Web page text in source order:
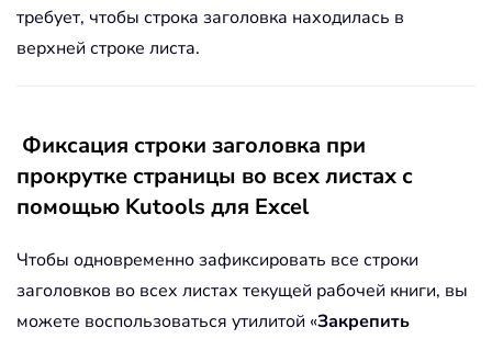
требует, чтобы строка заголовка находилась в
верхней строке листа.
Фиксация строки заголовка при
прокрутке страницы во всех листах с
помощью Kutools для Excel
Чтобы одновременно зафиксировать все строки
заголовков во всех листах текущей рабочей книги, вы
можете воспользоваться утилитой «Закрепить